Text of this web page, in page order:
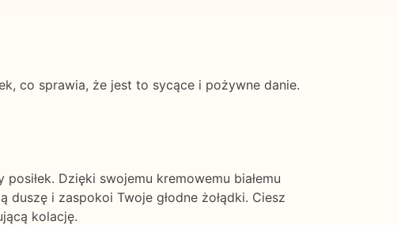
co sprawia, że jest to sycące i pożywne danie.
Dzięki swojemu kremowemu białemu
i zaspokoi Twoje głodne żołądki. Ciesz
kolację.